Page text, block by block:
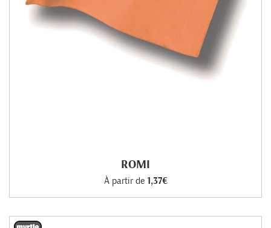
ROMI
À partir de 1,37€